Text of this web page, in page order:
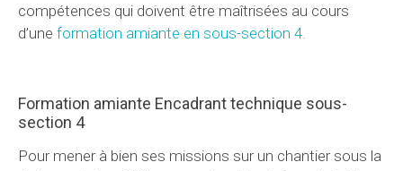
compétences qui doivent être maîtrisées au cours
d’une formation amiante en sous-section 4.
Formation amiante Encadrant technique sous-
section 4
Pour mener à bien ses missions sur un chantier sous la